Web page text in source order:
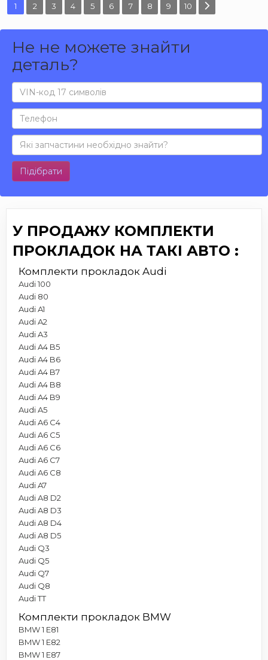
1 2 3 4 5 6 7 8 9 10
Не не можете знайти
деталь?
Підібрати
У ПРОДАЖУ КОМПЛЕКТИ
ПРОКЛАДОК НА ТАКІ АВТО :
Комплекти прокладок Audi
Audi 100
Audi 80
Audi A1
Audi A2
Audi A3
Audi A4 B5
Audi A4 B6
Audi A4 B7
Audi A4 B8
Audi A4 B9
Audi A5
Audi A6 C4
Audi A6 C5
Audi A6 C6
Audi A6 C7
Audi A6 C8
Audi A7
Audi A8 D2
Audi A8 D3
Audi A8 D4
Audi A8 D5
Audi Q3
Audi Q5
Audi Q7
Audi Q8
Audi TT
Комплекти прокладок BMW
BMW 1 E81
BMW 1 E82
BMW 1 E87